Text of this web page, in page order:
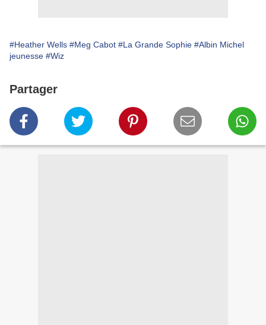
#Heather Wells #Meg Cabot #La Grande Sophie #Albin Michel
jeunesse #Wiz
Partager